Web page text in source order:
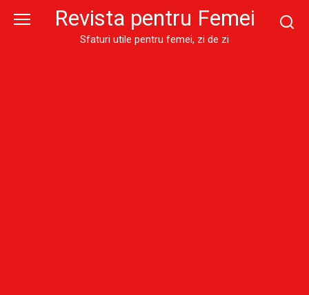
Revista pentru Femei
Sfaturi utile pentru femei, zi de zi